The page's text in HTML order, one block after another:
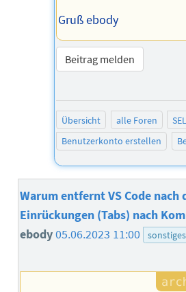
Gruß ebody
Beitrag melden
Übersicht alle Foren
Benutzerkonto erstellen
Warum entfernt VS Code nach
Einrückungen (Tabs) nach
ebody05.06.2023 11:00 sonstiges